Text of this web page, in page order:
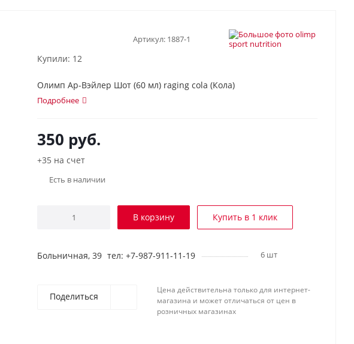
Артикул: 1887-1
Купили: 12
Олимп Ар-Вэйлер Шот (60 мл) raging cola (Кола)
Подробнее
350 руб.
+35 на счет
Есть в наличии
В корзину Купить в 1 клик
Больничная, 39 тел: +7-987-911-11-19 6 шт
Поделиться
Цена действительна только для интернет-
магазина и может отличаться от цен в
розничных магазинах